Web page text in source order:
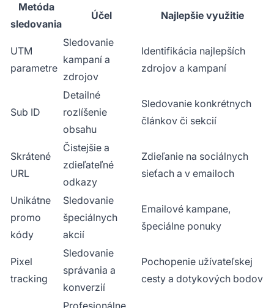
Metóda
sledovania
Účel Najlepšie využitie
UTM
parametre
Sledovanie
kampaní a
zdrojov
Identifikácia najlepších
zdrojov a kampaní
Sub ID
Detailné
rozlíšenie
obsahu
Sledovanie konkrétnych
článkov či sekcií
Skrátené
URL
Čistejšie a
zdieľateľné
odkazy
Zdieľanie na sociálnych
sieťach a v emailoch
Unikátne
promo
kódy
Sledovanie
špeciálnych
akcií
Emailové kampane,
špeciálne ponuky
Pixel
tracking
Sledovanie
správania a
konverzií
Pochopenie užívateľskej
cesty a dotykových bodov